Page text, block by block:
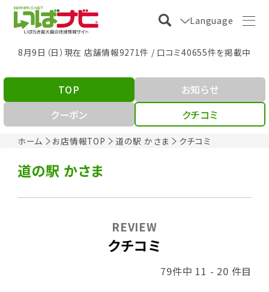
Language
8月9日（日）現在 店舗情報9271件 / 口コミ40655件を掲載中
ホーム お店情報TOP 道の駅 かさま クチコミ
TOP
お知らせ
クーポン
クチコミ
道の駅 かさま
クチコミ
REVIEW
79件中 11 - 20 件目